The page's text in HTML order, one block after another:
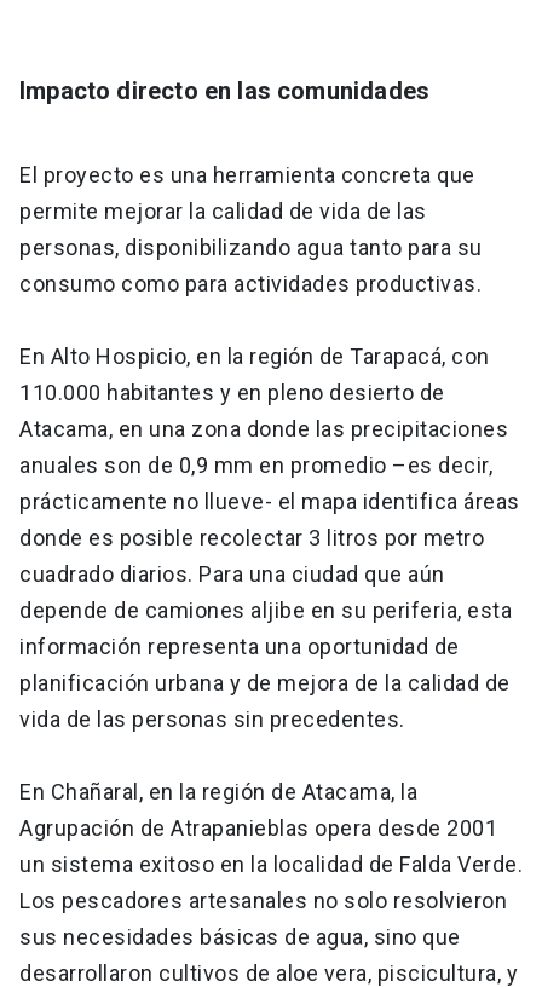
Impacto directo en las comunidades
El proyecto es una herramienta concreta que
permite mejorar la calidad de vida de las
personas, disponibilizando agua tanto para su
consumo como para actividades productivas.
En Alto Hospicio, en la región de Tarapacá, con
110.000 habitantes y en pleno desierto de
Atacama, en una zona donde las precipitaciones
anuales son de 0,9 mm en promedio –es decir,
prácticamente no llueve- el mapa identifica áreas
donde es posible recolectar 3 litros por metro
cuadrado diarios. Para una ciudad que aún
depende de camiones aljibe en su periferia, esta
información representa una oportunidad de
planificación urbana y de mejora de la calidad de
vida de las personas sin precedentes.
En Chañaral, en la región de Atacama, la
Agrupación de Atrapanieblas opera desde 2001
un sistema exitoso en la localidad de Falda Verde.
Los pescadores artesanales no solo resolvieron
sus necesidades básicas de agua, sino que
desarrollaron cultivos de aloe vera, piscicultura, y